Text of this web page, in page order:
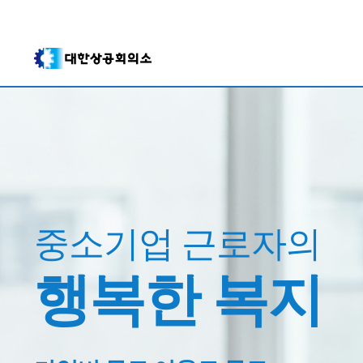
중소기업 근로자의
행복한 복지